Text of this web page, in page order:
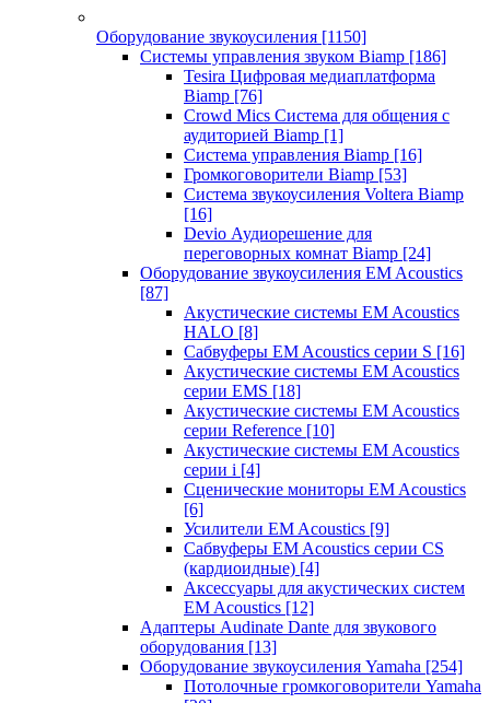
Оборудование звукоусиления [1150]
Системы управления звуком Biamp [186]
Tesira Цифровая медиаплатформа
Biamp [76]
Crowd Mics Система для общения с
аудиторией Biamp [1]
Система управления Biamp [16]
Громкоговорители Biamp [53]
Система звукоусиления Voltera Biamp
[16]
Devio Аудиорешение для
переговорных комнат Biamp [24]
Оборудование звукоусиления EM Acoustics
[87]
Акустические системы EM Acoustics
HALO [8]
Сабвуферы EM Acoustics серии S [16]
Акустические системы EM Acoustics
серии EMS [18]
Акустические системы EM Acoustics
серии Reference [10]
Акустические системы EM Acoustics
серии i [4]
Сценические мониторы EM Acoustics
[6]
Усилители EM Acoustics [9]
Сабвуферы EM Acoustics серии CS
(кардиоидные) [4]
Аксессуары для акустических систем
EM Acoustics [12]
Адаптеры Audinate Dante для звукового
оборудования [13]
Оборудование звукоусиления Yamaha [254]
Потолочные громкоговорители Yamaha